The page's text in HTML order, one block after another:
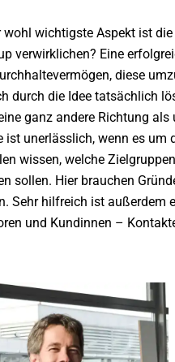
wohl wichtigste Aspekt ist
verwirklichen? Eine
diese
durch die Idee tatsächlich
ganz andere Richtung
ist unerlässlich, wenn es
wissen, welche
sollen. Hier brauchen
Sehr hilfreich ist außerdem
und Kundinnen –